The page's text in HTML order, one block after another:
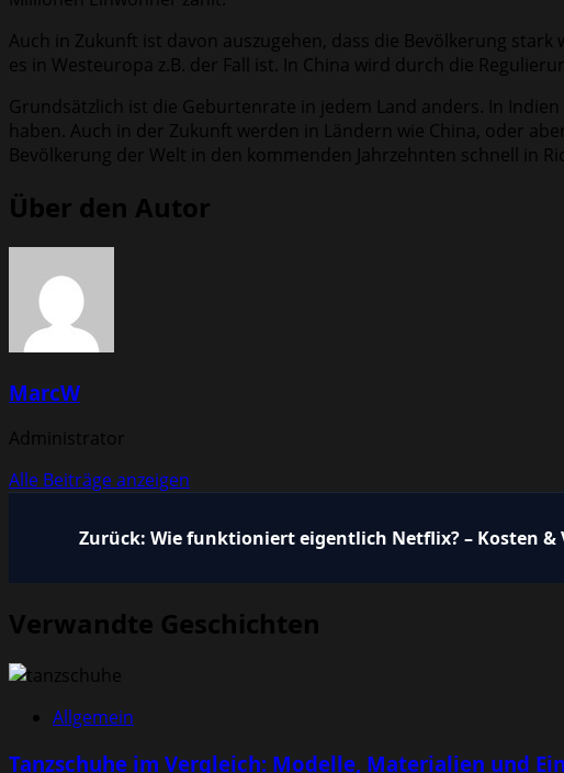
Auch in Zukunft ist davon auszugehen, dass die Bevölkerung
es in Westeuropa z.B. der Fall ist. In China wird durch die
Grundsätzlich ist die Geburtenrate in jedem Land anders. In
haben. Auch in der Zukunft werden in Ländern wie China, oder
Bevölkerung der Welt in den kommenden Jahrzehnten schnell in
Über den Autor
MarcW
Administrator
Alle Beiträge anzeigen
Beitragsnavigation
Zurück: Wie funktioniert eigentlich Netflix? – Kosten &
Verwandte Geschichten
Allgemein
Tanzschuhe im Vergleich: Modelle, Materialien und